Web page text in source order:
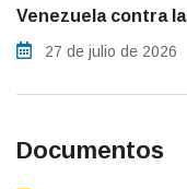
Venezuela contra
27 de julio de 2026
Documentos